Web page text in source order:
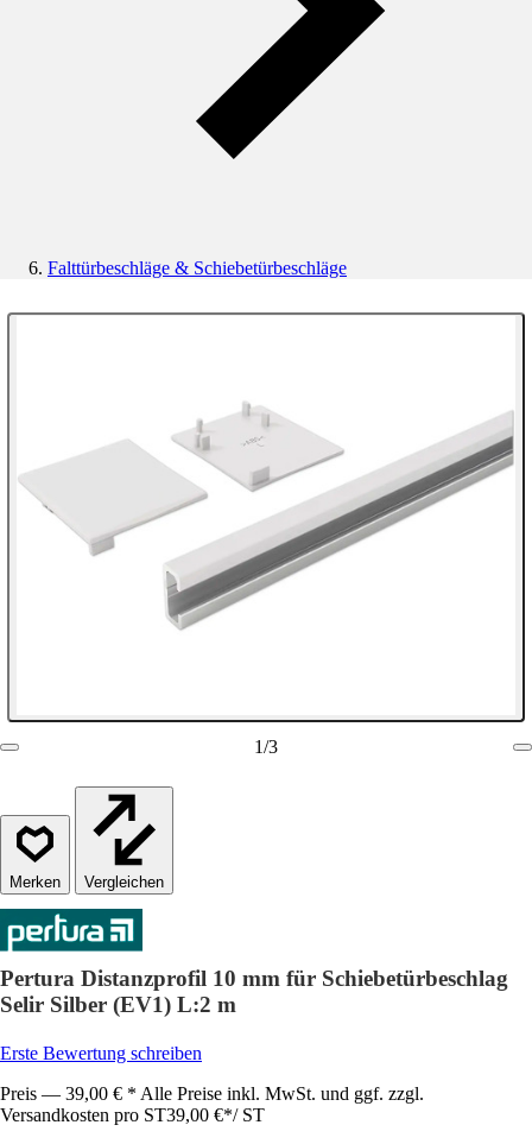
Falttürbeschläge & Schiebetürbeschläge
1/3
Vergleichen
Pertura Distanzprofil 10 mm für Schiebetürbeschlag
Selir Silber (EV1) L:2 m
Erste Bewertung schreiben
Preis — 39,00 € * Alle Preise inkl. MwSt. und ggf. zzgl.
Versandkosten pro ST39,00 €*/ ST